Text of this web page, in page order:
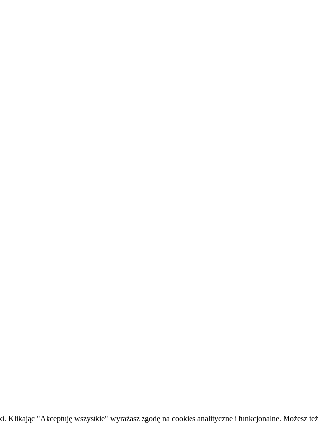
Klikając "Akceptuję wszystkie" wyrażasz zgodę na cookies analityczne i funkcjonalne. Możesz też